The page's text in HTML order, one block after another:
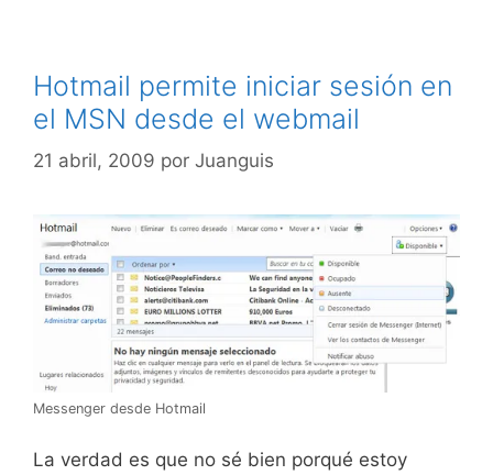
Hotmail permite iniciar sesión en
el MSN desde el webmail
21 abril, 2009 por Juanguis
Messenger desde Hotmail
La verdad es que no sé bien porqué estoy